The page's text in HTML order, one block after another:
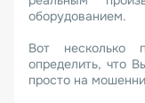
оборудованием.
Вот несколько
определить, что
просто на